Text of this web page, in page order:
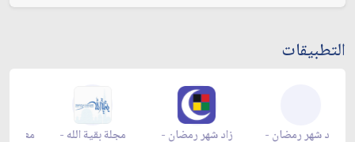
التطبيقات
زاد شهر رمضان - زاد شهر رمضان - زاد شهر رمضان -